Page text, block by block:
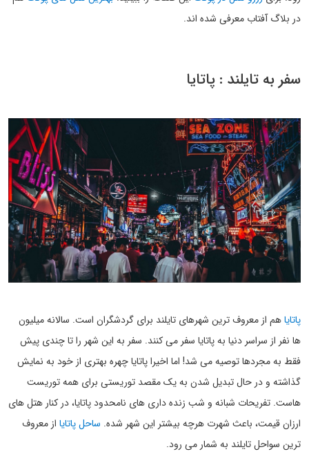
در بلاگ آفتاب معرفی شده اند.
سفر به تایلند : پاتایا
پاتایاهم از معروف ترین شهرهای تایلند برای گردشگران است. سالانه میلیون
ها نفر از سراسر دنیا به پاتایا سفر می کنند. سفر به این شهر را تا چندی پیش
فقط به مجردها توصیه می شد! اما اخیرا پاتایا چهره بهتری از خود به نمایش
گذاشته و در حال تبدیل شدن به یک مقصد توریستی برای همه توریست
هاست. تفریحات شبانه و شب زنده داری های نامحدود پاتایا، در کنار هتل های
ارزان قیمت، باعث شهرت هرچه بیشتر این شهر شده. ساحل پاتایا از معروف
ترین سواحل تایلند به شمار می رود.